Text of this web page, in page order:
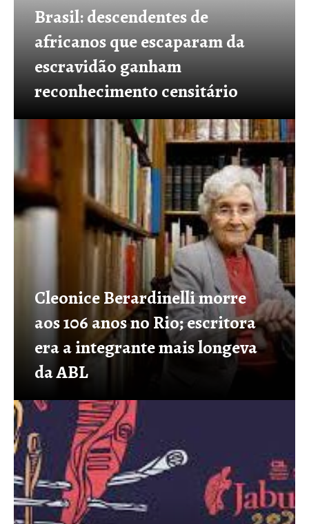
Brasil: descendentes de
africanos que escaparam da
escravidão ganham
reconhecimento censitário
Cleonice Berardinelli morre
aos 106 anos no Rio; escritora
era a integrante mais longeva
da ABL